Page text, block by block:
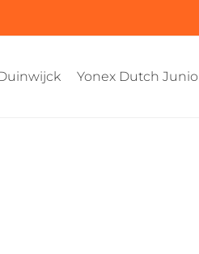
Yonex Dutch